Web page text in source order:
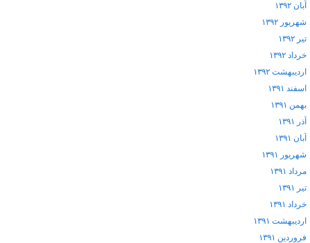
آبان ۱۳۹۲
شهریور ۱۳۹۲
تیر ۱۳۹۲
خرداد ۱۳۹۲
اردیبهشت ۱۳۹۲
اسفند ۱۳۹۱
بهمن ۱۳۹۱
آذر ۱۳۹۱
آبان ۱۳۹۱
شهریور ۱۳۹۱
مرداد ۱۳۹۱
تیر ۱۳۹۱
خرداد ۱۳۹۱
اردیبهشت ۱۳۹۱
فروردین ۱۳۹۱